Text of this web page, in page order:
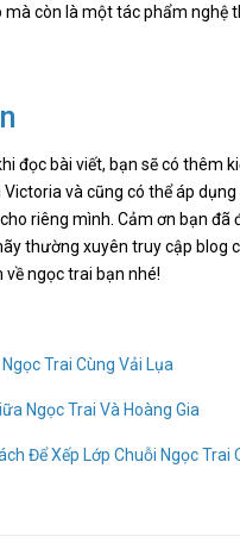
mà còn là một tác phẩm nghệ
đọc bài viết, bạn sẽ có thêm
và cũng có thể áp
riêng mình. Cảm ơn bạn đã
thường xuyên truy cập blog
ngọc trai bạn nhé!
Trai Cùng Vải Lụa
Ngọc Trai Và Hoàng Gia
Để Xếp Lớp Chuỗi Ngọc Trai